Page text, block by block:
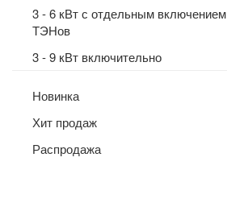
3 - 6 кВт с отдельным включением
ТЭНов
3 - 9 кВт включительно
Новинка
Хит продаж
Распродажа